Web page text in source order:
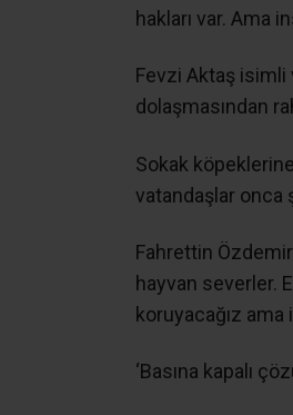
hakları var. Ama
Fevzi Aktaş isimli
dolaşmasından
Sokak
vatandaşlar onca
Fahrettin
hayvan severler.
koruyacağız
‘Basına kapalı